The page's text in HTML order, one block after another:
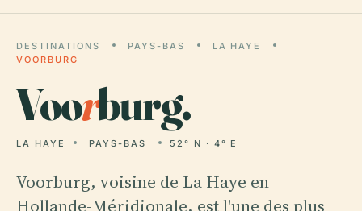
DESTINATIONS PAYS-BAS
LA HAYE
VOORBURG
Voorburg.
LA HAYE PAYS-BAS 52° N · 4° E
Voorburg, voisine de La Haye en
Hollande-Méridionale, est l'une des plus